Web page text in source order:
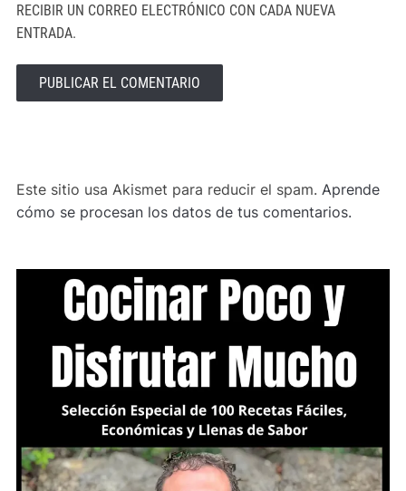
RECIBIR UN CORREO ELECTRÓNICO CON CADA NUEVA
ENTRADA.
Este sitio usa Akismet para reducir el spam. Aprende
cómo se procesan los datos de tus comentarios.